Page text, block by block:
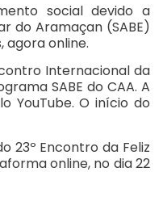
social devido a
do Aramaçan (SABE)
agora online.
Internacional da
SABE do CAA. A
YouTube. O início do
23º Encontro da Feliz
online, no dia 22